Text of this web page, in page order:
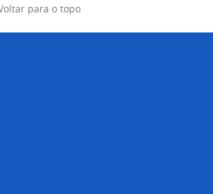
para o topo